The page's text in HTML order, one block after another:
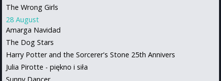
The Wrong Girls
28 August
Amarga Navidad
The Dog Stars
Harry Potter and the Sorcerer's Stone 25th Annivers
Julia Pirotte - piękno i siła